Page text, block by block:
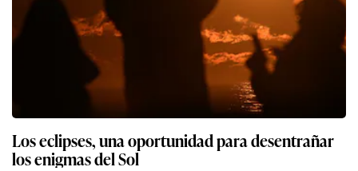
Los eclipses, una oportunidad para desentrañar
los enigmas del Sol